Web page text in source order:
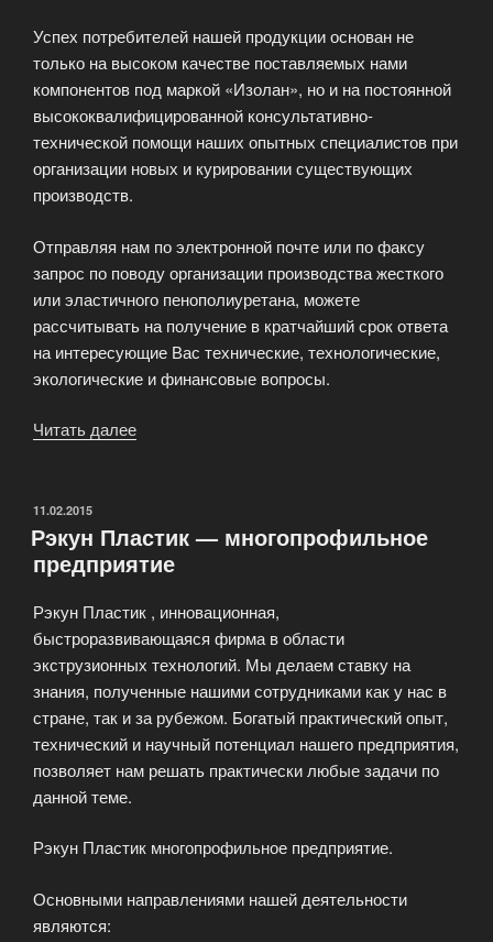
Успех потребителей нашей продукции основан не
только на высоком качестве поставляемых нами
компонентов под маркой «Изолан», но и на постоянной
высококвалифицированной консультативно-
технической помощи наших опытных специалистов при
организации новых и курировании существующих
производств.
Отправляя нам по электронной почте или по факсу
запрос по поводу организации производства жесткого
или эластичного пенополиуретана, можете
рассчитывать на получение в кратчайший срок ответа
на интересующие Вас технические, технологические,
экологические и финансовые вопросы.
Читать далее
ОПУБЛИКОВАНО
11.02.2015
Рэкун Пластик — многопрофильное
предприятие
Рэкун Пластик , инновационная,
быстроразвивающаяся фирма в области
экструзионных технологий. Мы делаем ставку на
знания, полученные нашими сотрудниками как у нас в
стране, так и за рубежом. Богатый практический опыт,
технический и научный потенциал нашего предприятия,
позволяет нам решать практически любые задачи по
данной теме.
Рэкун Пластик многопрофильное предприятие.
Основными направлениями нашей деятельности
являются: